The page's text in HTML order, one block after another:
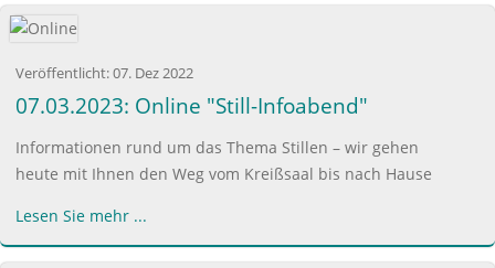
Veröffentlicht:07. Dez 2022
07.03.2023: Online "Still-Infoabend"
Informationen rund um das Thema Stillen – wir gehen
heute mit Ihnen den Weg vom Kreißsaal bis nach Hause
Lesen Sie mehr ...